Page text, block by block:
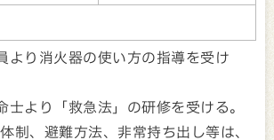
より消火器の使い方の指導を受け
士より「救急法」の研修を受ける。
制、避難方法、非常持ち出し等は、